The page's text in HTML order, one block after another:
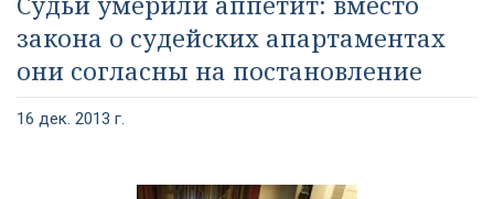
закона о судейских апартаментах
они согласны на постановление
16 дек. 2013 г.